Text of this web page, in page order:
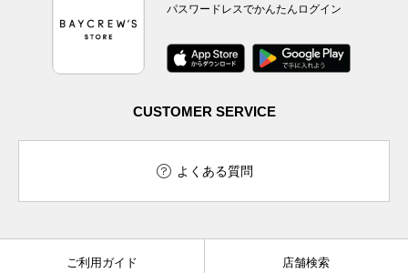
パスワードレスでかんたんログイン
CUSTOMER SERVICE
よくある質問
ご利用ガイド 店舗検索